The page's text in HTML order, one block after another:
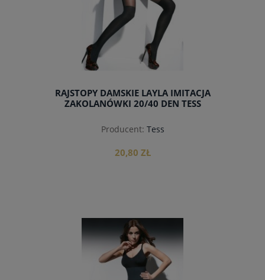
RAJSTOPY DAMSKIE LAYLA IMITACJA
ZAKOLANÓWKI 20/40 DEN TESS
Producent: Tess
20,80 ZŁ
do koszyka